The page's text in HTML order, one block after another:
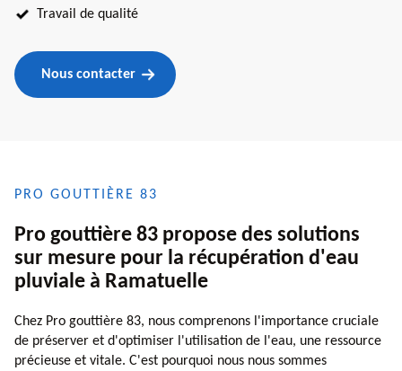
Travail de qualité
Nous contacter
PRO GOUTTIÈRE 83
Pro gouttière 83 propose des solutions
sur mesure pour la récupération d'eau
pluviale à Ramatuelle
Chez Pro gouttière 83, nous comprenons l'importance cruciale
de préserver et d'optimiser l'utilisation de l'eau, une ressource
précieuse et vitale. C'est pourquoi nous nous sommes